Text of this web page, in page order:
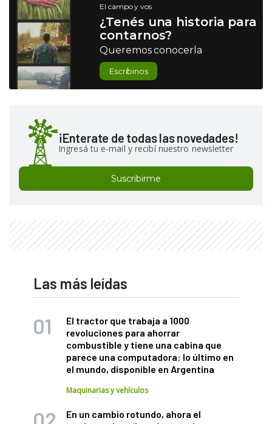
El campo y vos
¿Tenés una historia para
contarnos?
Queremos conocerla
Escribinos
¡Enterate de todas las novedades!
Ingresá tu e-mail y recibí nuestro newsletter
Suscribirme
Las más leídas
El tractor que trabaja a 1000
revoluciones para ahorrar
combustible y tiene una cabina que
parece una computadora: lo último en
el mundo, disponible en Argentina
Maquinarias y vehículos
En un cambio rotundo, ahora el